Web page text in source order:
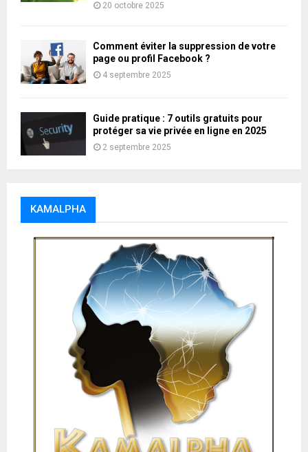
20 octobre 2025
Comment éviter la suppression de votre
page ou profil Facebook ?
4 septembre 2025
Guide pratique : 7 outils gratuits pour
protéger sa vie privée en ligne en 2025
2 septembre 2025
KAMALPHA